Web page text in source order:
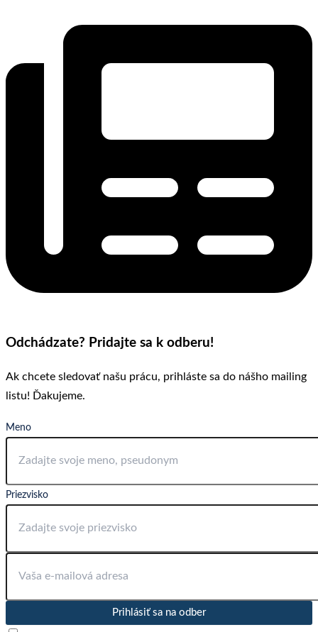
Odchádzate? Pridajte sa k odberu!
Ak chcete sledovať našu prácu, prihláste sa do nášho mailing
listu! Ďakujeme.
Meno
Priezvisko
Prihlásiť sa na odber